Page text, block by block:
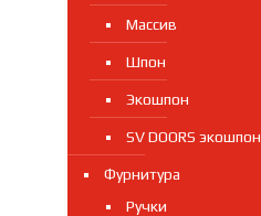
Массив
Шпон
Экошпон
SV DOORS экошпон
Фурнитура
Ручки